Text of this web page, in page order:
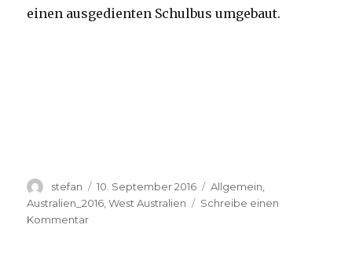
einen ausgedienten Schulbus umgebaut.
Autor
stefan
Veröffentlicht
am
10. September 2016 Kategorien
Allgemein
Australien_2016 ,West Australien
Schreibe einen
Kommentarzu